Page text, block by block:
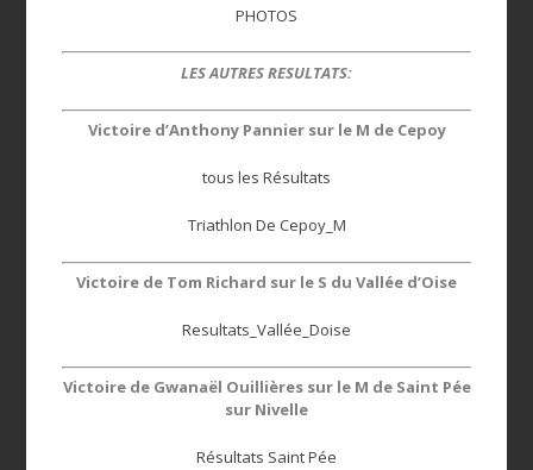
PHOTOS
LES AUTRES RESULTATS:
Victoire d’Anthony Pannier sur le M de Cepoy
tous les Résultats
Triathlon De Cepoy_M
Victoire de Tom Richard sur le S du Vallée d’Oise
Resultats_Vallée_Doise
Victoire de Gwanaël Ouillières sur le M de Saint Pée
sur Nivelle
Résultats Saint Pée